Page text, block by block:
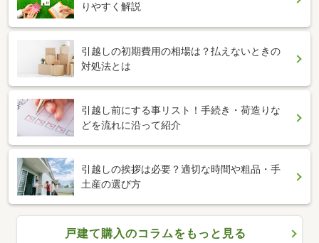
りやすく解説
引越しの初期費用の相場は？払えないときの
対処法とは
引越し前にする事リスト！手続き・荷造りな
どを流れに沿って紹介
引越しの挨拶は必要？適切な時間や粗品・手
土産の選び方
戸建て購入のコラムをもっと見る